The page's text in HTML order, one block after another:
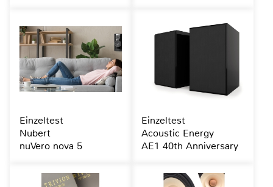
Einzeltest
Nubert
nuVero nova 5
Einzeltest
Acoustic Energy
AE1 40th Anniversary